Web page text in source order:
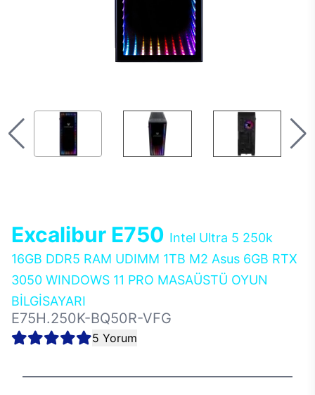
Excalibur E750 Intel Ultra 5 250k
16GB DDR5 RAM UDIMM 1TB M2 Asus 6GB RTX
3050 WINDOWS 11 PRO MASAÜSTÜ OYUN
BİLGİSAYARI
E75H.250K-BQ50R-VFG
5 Yorum